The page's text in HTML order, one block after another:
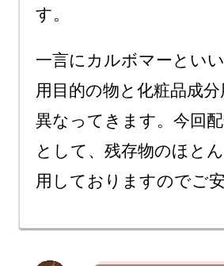
す。
一言にカルボマーとい
用目的の物と化粧品成
異なってきます。今回
として、残存物のほと
用しておりますのでご安